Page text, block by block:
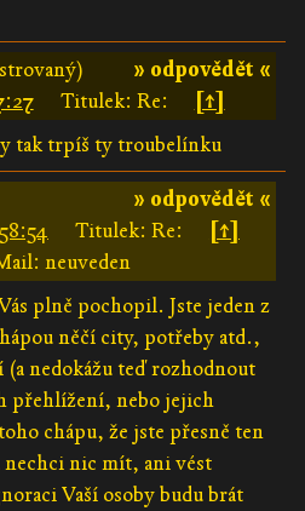
» odpovědět «
Titulek: Re:
[↑]
tak trpíš ty troubelínku
» odpovědět «
Titulek: Re:
[↑]
neuveden
plně pochopil. Jste jeden z
něčí city, potřeby atd.,
nedokážu teď rozhodnout
přehlížení, nebo jejich
chápu, že jste přesně ten
nic mít, ani vést
Vaší osoby budu brát